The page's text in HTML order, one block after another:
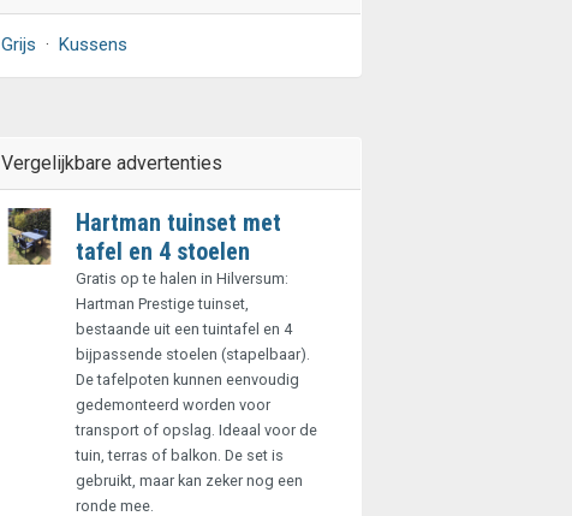
Grijs · Kussens
Vergelijkbare advertenties
Hartman tuinset met
tafel en 4 stoelen
Gratis op te halen in Hilversum:
Hartman Prestige tuinset,
bestaande uit een tuintafel en 4
bijpassende stoelen (stapelbaar).
De tafelpoten kunnen eenvoudig
gedemonteerd worden voor
transport of opslag. Ideaal voor de
tuin, terras of balkon. De set is
gebruikt, maar kan zeker nog een
ronde mee.